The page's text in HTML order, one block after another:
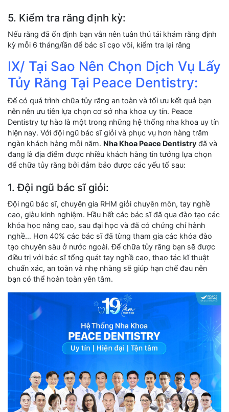
5. Kiểm tra răng định kỳ:
Nếu răng đã ổn định bạn vẫn nên tuân thủ tái khám răng định
kỳ mỗi 6 tháng/lần để bác sĩ cạo vôi, kiểm tra lại răng
IX/ Tại Sao Nên Chọn Dịch Vụ Lấy
Tủy Răng Tại Peace Dentistry:
Để có quá trình chữa tủy răng an toàn và tối ưu kết quả bạn
nên nên ưu tiên lựa chọn cơ sở nha khoa uy tín. Peace
Dentistry tự hào là một trong những hệ thống nha khoa uy tín
hiện nay. Với đội ngũ bác sĩ giỏi và phục vụ hơn hàng trăm
ngàn khách hàng mỗi năm. Nha Khoa Peace Dentistry đã và
đang là địa điểm được nhiều khách hàng tin tưởng lựa chọn
để chữa tủy răng bởi đảm bảo được các yếu tố sau:
1. Đội ngũ bác sĩ giỏi:
Đội ngũ bác sĩ, chuyên gia RHM giỏi chuyên môn, tay nghề
cao, giàu kinh nghiệm. Hầu hết các bác sĩ đã qua đào tạo các
khóa học nâng cao, sau đại học và đã có chứng chỉ hành
nghề… Hơn 40% các bác sĩ đã từng tham gia các khóa đào
tạo chuyên sâu ở nước ngoài. Để chữa tủy răng bạn sẽ được
điều trị với bác sĩ tổng quát tay nghề cao, thao tác kĩ thuật
chuẩn xác, an toàn và nhẹ nhàng sẽ giúp hạn chế đau nên
bạn có thể hoàn toàn yên tâm.